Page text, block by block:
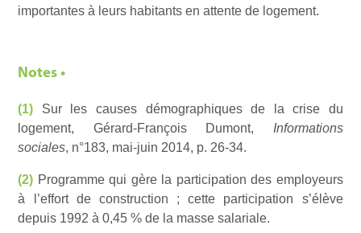
importantes à leurs habitants en attente de logement.
Notes •
(1) Sur les causes démographiques de la crise du
logement, Gérard-François Dumont, Informations
sociales, n°183, mai-juin 2014, p. 26-34.
(2) Programme qui gère la participation des employeurs
à l’effort de construction ; cette participation s’élève
depuis 1992 à 0,45 % de la masse salariale.